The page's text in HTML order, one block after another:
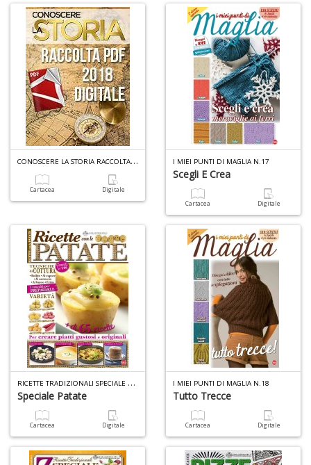
C
ONOSCERE LA STORIA RACCOLTA PDF (DIGITALE) N.3
Cartacea Digitale
I MIEI PUNTI DI MAGLIA N.17
Scegli E Crea
Cartacea Digitale
R
ICETTE TRADIZIONALI SPECIALE N.6
Speciale Patate
Cartacea Digitale
I MIEI PUNTI DI MAGLIA N.18
Tutto Trecce
Cartacea Digitale